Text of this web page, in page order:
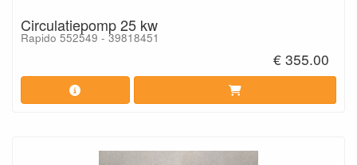
Circulatiepomp 25 kw
Rapido 552549 - 39818451
€ 355.00